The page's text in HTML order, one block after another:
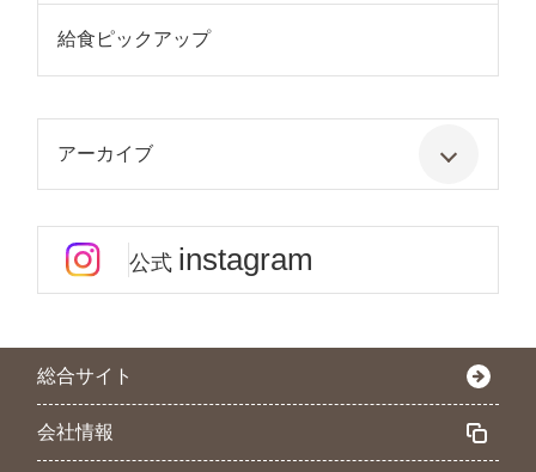
給食ピックアップ
アーカイブ
公式 instagram
総合サイト
会社情報